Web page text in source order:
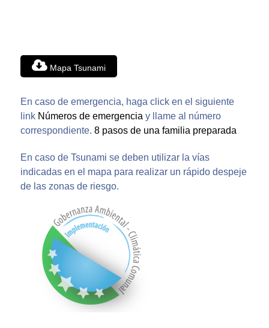
Mapa Tsunami
En caso de emergencia, haga click en el siguiente
link Números de emergencia y llame al número
correspondiente. 8 pasos de una familia preparada
En caso de Tsunami se deben utilizar la vías
indicadas en el mapa para realizar un rápido despeje
de las zonas de riesgo.